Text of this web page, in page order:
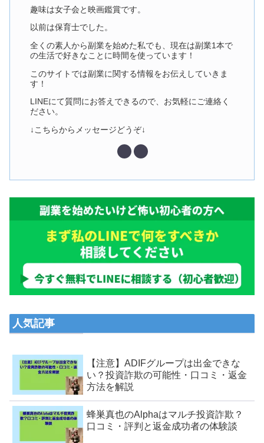
趣味は女子会と映画鑑賞です。
以前は保育士でした。
全くの素人から副業を始めた私でも、現在は副業1本で
の生活で好きなことに時間を使っています！
このサイトでは副業に関する情報をお伝えしていきま
す！
LINEにて質問にお答えできるので、お気軽にご連絡く
ださい。
↓こちらからメッセージどうぞ↓
人気記事
【注意】ADIFグループは出金できな
い？投資詐欺の可能性・口コミ・返金
方法を解説
蜂巣真也のAlphaはマルチ投資詐欺？
口コミ・評判と返金成功者の体験談